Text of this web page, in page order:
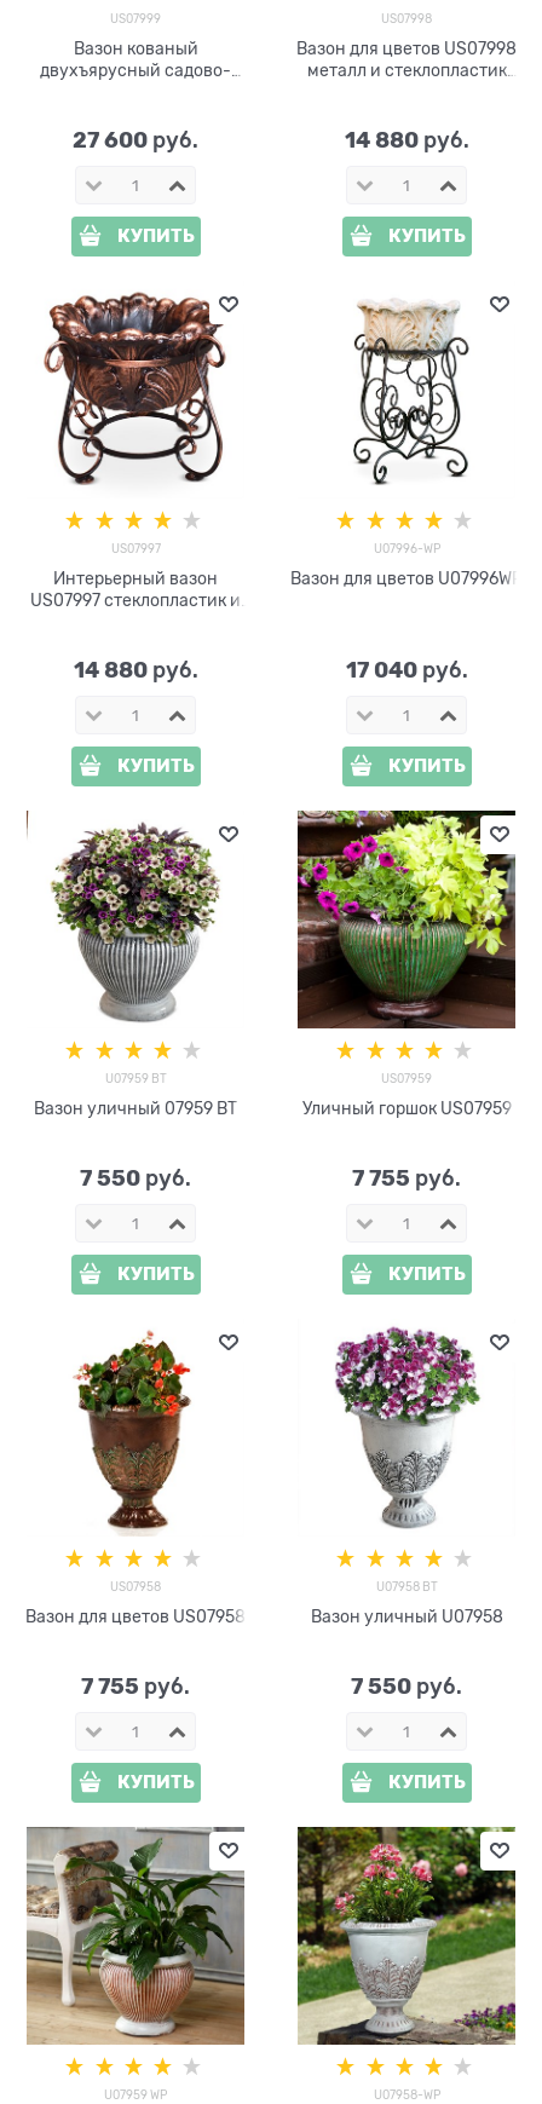
US07999
Вазон кованый
двухъярусный садово-
27 600 руб.
КУПИТЬ
US07998
Вазон для цветов US07998
металл и стеклопластик
14 880 руб.
КУПИТЬ
US07997
Интерьерный вазон
US07997 стеклопластик и
14 880 руб.
КУПИТЬ
U07996-WP
Вазон для цветов U07996WP
17 040 руб.
КУПИТЬ
U07959 BT
Вазон уличный 07959 BT
7 550 руб.
КУПИТЬ
US07959
Уличный горшок US07959
7 755 руб.
КУПИТЬ
US07958
Вазон для цветов US07958
7 755 руб.
КУПИТЬ
U07958 BT
Вазон уличный U07958
7 550 руб.
КУПИТЬ
U07959 WP U07958-WP